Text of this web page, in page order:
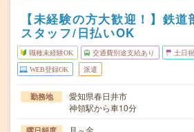
【未経験の方大歓迎！】鉄
スタッフ/日払いOK
職種未経験OK 交通費別途支給あり 土日
WEB登録OK 派遣
勤務地
愛知県春日井市
神領駅から車10分
月～金